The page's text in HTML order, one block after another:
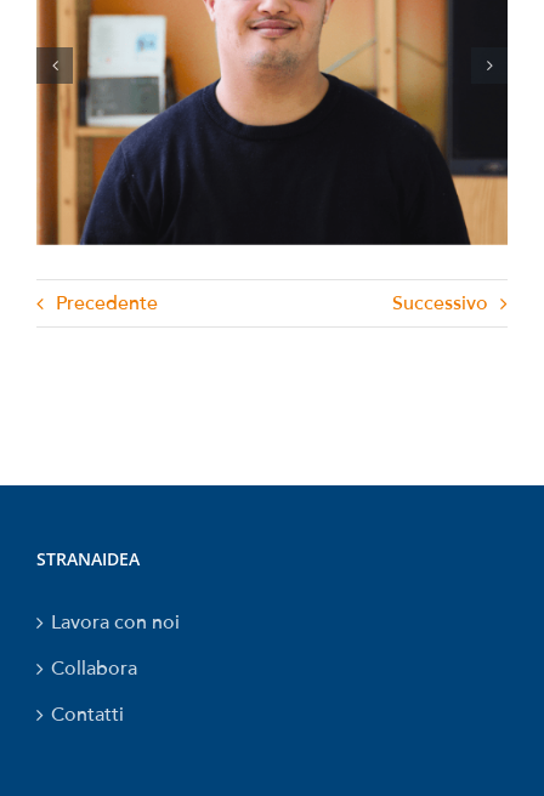
a Torino
Precedente Successivo
STRANAIDEA
Lavora con noi
Collabora
Contatti